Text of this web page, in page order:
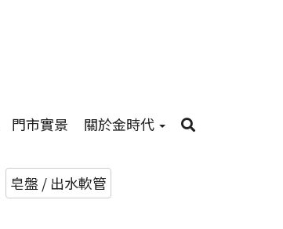
門市實景 關於金時代
皂盤 / 出水軟管